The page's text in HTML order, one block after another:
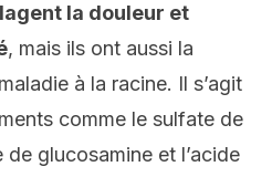
la douleur et
, mais ils ont aussi la
à la racine. Il s’agit
comme le sulfate de
glucosamine et l’acide